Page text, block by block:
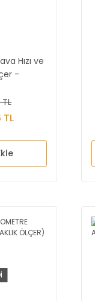
Hızı ve
-
TL
TL